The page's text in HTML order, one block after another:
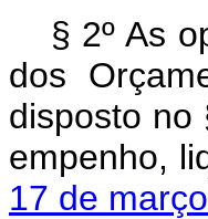
§ 2º As
dos
disposto no
empenho,
17 de